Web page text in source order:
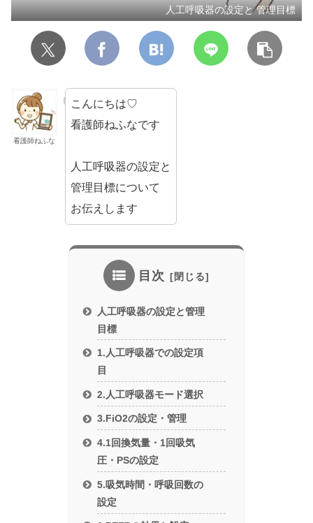
人工呼吸器の設定と 管理目標
看護師ねふな
こんにちは♡
看護師ねふなです
人工呼吸器の設定と
管理目標について
お伝えします
目次
人工呼吸器の設定と管理
目標
1.人工呼吸器での設定項
目
2.人工呼吸器モード選択
3.FiO2の設定・管理
4.1回換気量・1回吸気
圧・PSの設定
5.吸気時間・呼吸回数の
設定